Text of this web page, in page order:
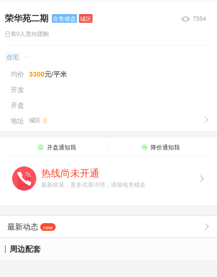
7354
荣华苑二期 在售楼盘 城区
已有0人意向团购
住宅
均价 3300元/平米
开发
开盘
地址
城区 ()
开盘通知我 降价通知我
热线尚未开通
最新政策，更多优惠详情，请致电售楼处
最新动态 new
周边配套